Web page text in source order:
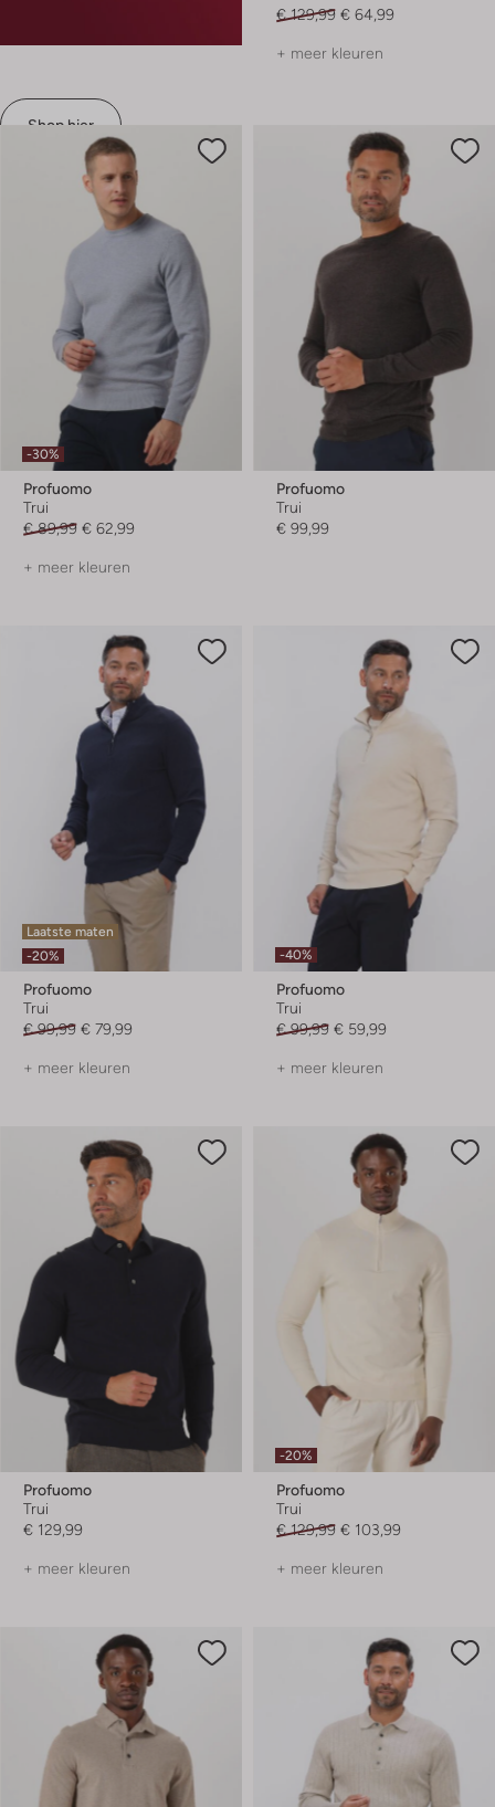
Shop hier
€ 129,99 € 64,99
+ meer kleuren
-30%
Profuomo
Trui
€ 89,99 € 62,99
+ meer kleuren
Profuomo
Trui
€ 99,99
Laatste maten
-20%
Profuomo
Trui
€ 99,99 € 79,99
+ meer kleuren
-40%
Profuomo
Trui
€ 99,99 € 59,99
+ meer kleuren
Profuomo
Trui
€ 129,99
+ meer kleuren
-20%
Profuomo
Trui
€ 129,99 € 103,99
+ meer kleuren